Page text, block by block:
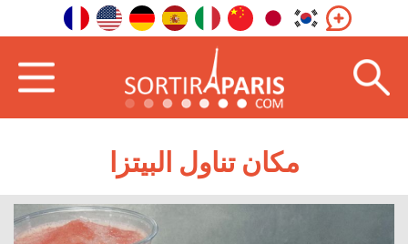
مكان تناول البيتزا